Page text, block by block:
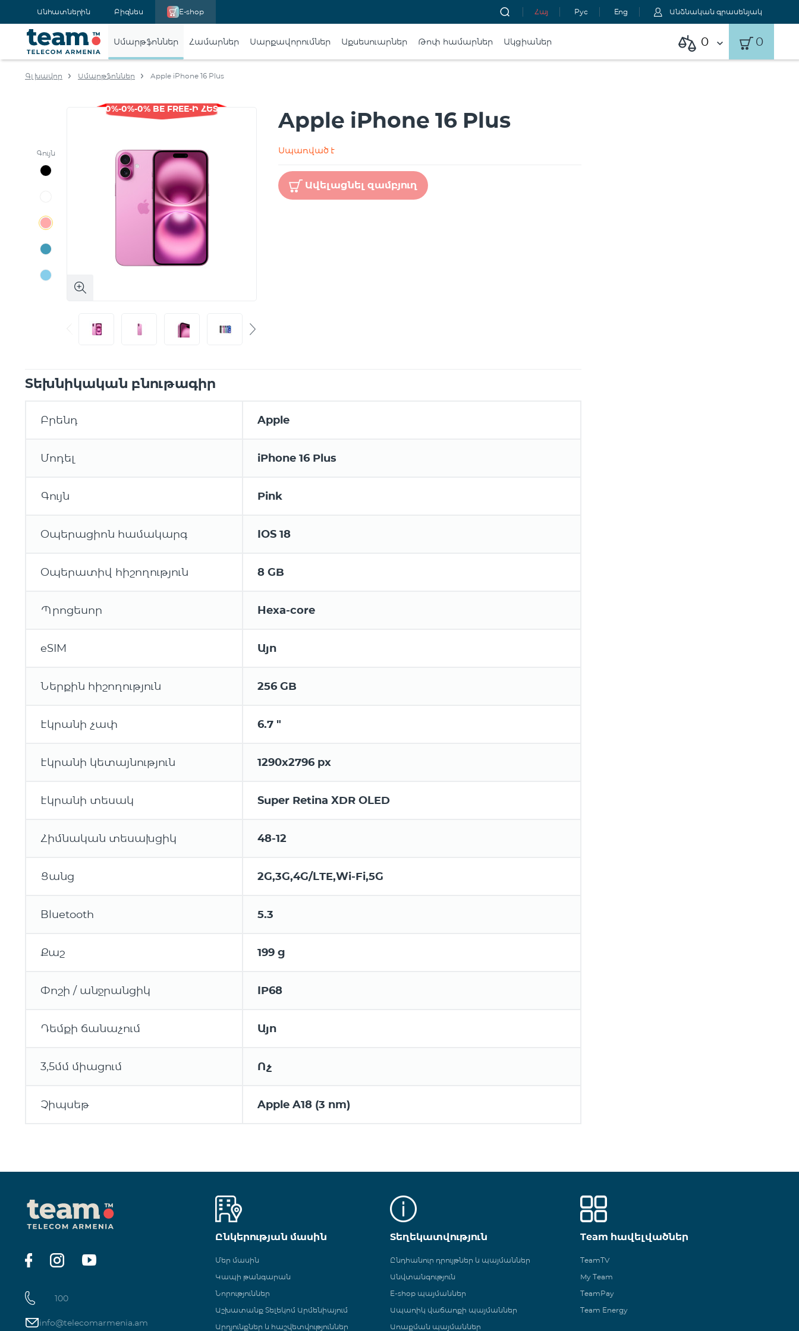
Անհատներին Բիզնես E-shop Հայ Рус Eng Անձնական գրասենյակ
Սմարթֆոններ Համարներ Սարքավորումներ Աքսեսուարներ Թոփ համարներ Ակցիաներ 0 0
Գլխավոր Սմարթֆոններ Apple iPhone 16 Plus
Գույն
0%-0%-0% BE FREE-Ի ՀԵՏ Apple iPhone 16 Plus
Սպառված է
Ավելացնել զամբյուղ
Տեխնիկական բնութագիր
Բրենդ Apple
Մոդել iPhone 16 Plus
Գույն Pink
Օպերացիոն համակարգ IOS 18
Օպերատիվ հիշողություն 8 GB
Պրոցեսոր Hexa-core
eSIM Այո
Ներքին հիշողություն 256 GB
Էկրանի չափ 6.7 "
Էկրանի կետայնություն 1290x2796 px
Էկրանի տեսակ Super Retina XDR OLED
Հիմնական տեսախցիկ 48-12
Ցանց 2G,3G,4G/LTE,Wi-Fi,5G
Bluetooth 5.3
Քաշ 199 g
Փոշի / անջրանցիկ IP68
Դեմքի ճանաչում Այո
3,5մմ միացում Ոչ
Չիպսեթ Apple A18 (3 nm)
100
info@telecomarmenia.am
Ընկերության մասին
Մեր մասին
Կապի թանգարան
Նորություններ
Աշխատանք Տելեկոմ Արմենիայում
Արդյունքներ և հաշվետվություններ
Տեղեկատվություն
Ընդհանուր դրույթներ և պայմաններ
Անվտանգություն
E-shop պայմաններ
Ապառիկ վաճառքի պայմաններ
Առաքման պայմաններ
Team հավելվածներ
TeamTV
My Team
TeamPay
Team Energy